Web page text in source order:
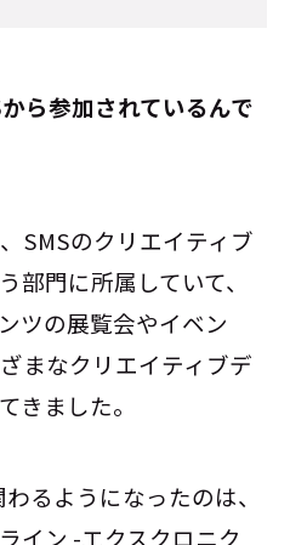
ら参加されているんで
SMSのクリエイティブ
部門に所属していて、
ツの展覧会やイベン
まなクリエイティブデ
きました。
るようになったのは、
イン -エクスクロニク